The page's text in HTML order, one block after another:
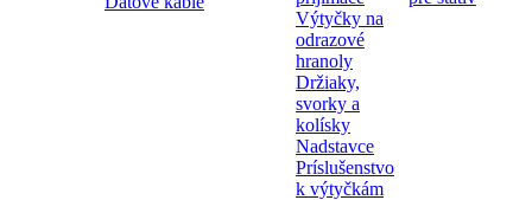
Výtyčky na
odrazové
hranoly
Držiaky,
svorky a
kolísky
Nadstavce
Príslušenstvo
k výtyčkám